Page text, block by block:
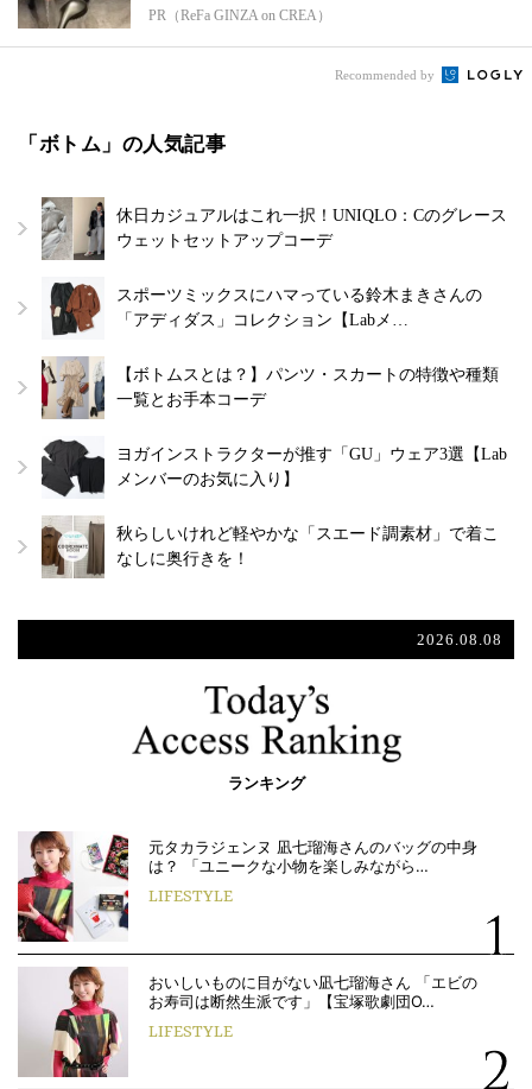
PR（ReFa GINZA on CREA）
Recommended by
「ボトム」の人気記事
休日カジュアルはこれ一択！UNIQLO：Cのグレース
ウェットセットアップコーデ
スポーツミックスにハマっている鈴木まきさんの
「アディダス」コレクション【Labメ…
【ボトムスとは？】パンツ・スカートの特徴や種類
一覧とお手本コーデ
ヨガインストラクターが推す「GU」ウェア3選【Lab
メンバーのお気に入り】
秋らしいけれど軽やかな「スエード調素材」で着こ
なしに奥行きを！
2026.08.08
ランキング
元タカラジェンヌ 凪七瑠海さんのバッグの中身
は？ 「ユニークな小物を楽しみながら…
LIFESTYLE
おいしいものに目がない凪七瑠海さん 「エビの
お寿司は断然生派です」【宝塚歌劇団O…
LIFESTYLE